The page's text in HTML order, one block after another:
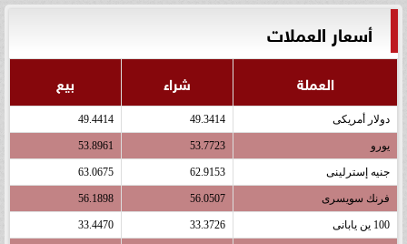
أسعار العملات
العملة شراء بيع
دولار أمريكى 49.3414
49.4414
يورو 53.7723
53.8961
جنيه إسترلينى 62.9153
63.0675
فرنك سويسرى 56.0507
56.1898
100 ين يابانى 33.3726
33.4470